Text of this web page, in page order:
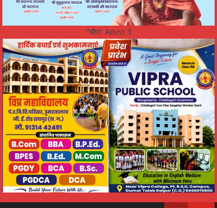
"चौरा' Advst 3